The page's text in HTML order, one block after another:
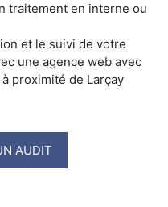
traitement en interne ou
et le suivi de votre
une agence web avec
proximité de Larçay
AUDIT